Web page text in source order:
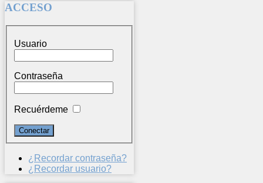
ACCESO
Usuario
Contraseña
Recuérdeme
¿Recordar contraseña?
¿Recordar usuario?